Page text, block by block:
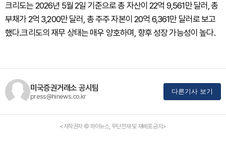
크리도는 2026년 5월 2일 기준으로 총 자산이 22억 9,561만 달러, 총
부채가 2억 3,200만 달러, 총 주주 자본이 20억 6,361만 달러로 보고
했다.크리도의 재무 상태는 매우 양호하며, 향후 성장 가능성이 높다.
미국증권거래소 공시팀
press@hinews.co.kr
다른기사 보기
<저작권자 © 하이뉴스, 무단전재 및 재배포 금지>